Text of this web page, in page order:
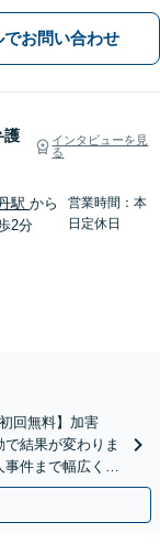
でお問い合わせ
護
インタビューを見
る
駅から
2分
営業時間：本
日定休日
回無料】加害
結果が変わりま
件まで幅広く対
可】